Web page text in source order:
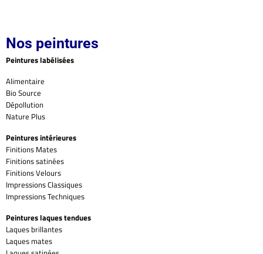
Nos peintures
Peintures labélisées
Alimentaire
Bio Source
Dépollution
Nature Plus
Peintures intérieures
Finitions Mates
Finitions satinées
Finitions Velours
Impressions Classiques
Impressions Techniques
Peintures laques tendues
Laques brillantes
Laques mates